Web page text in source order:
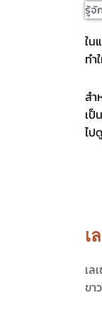
รู้จั
ใน
ทำ
สำ
เป็
ไป
เ
เล
ขา